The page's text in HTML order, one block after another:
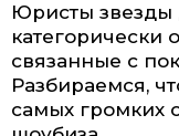
Юристы звезды
категорически
связанные с
Разбираемся,
самых громких